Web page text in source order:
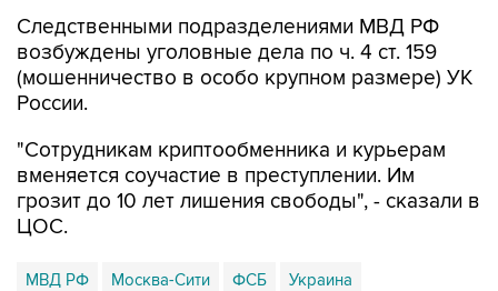
Следственными подразделениями МВД РФ
возбуждены уголовные дела по ч. 4 ст. 159
(мошенничество в особо крупном размере) УК
России.
"Сотрудникам криптообменника и курьерам
вменяется соучастие в преступлении. Им
грозит до 10 лет лишения свободы", - сказали в
ЦОС.
МВД РФ Москва-Сити ФСБ Украина